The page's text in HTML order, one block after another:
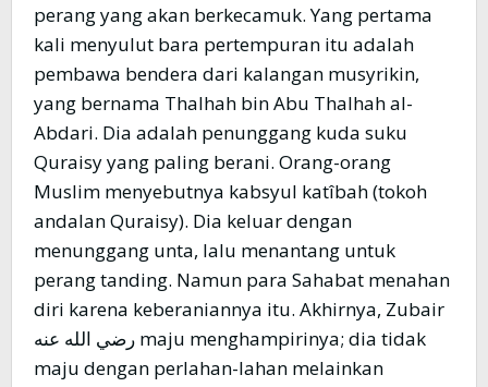
perang yang akan berkecamuk. Yang pertama
kali menyulut bara pertempuran itu adalah
pembawa bendera dari kalangan musyrikin,
yang bernama Thalhah bin Abu Thalhah al-
Abdari. Dia adalah penunggang kuda suku
Quraisy yang paling berani. Orang-orang
Muslim menyebutnya kabsyul katîbah (tokoh
andalan Quraisy). Dia keluar dengan
menunggang unta, lalu menantang untuk
perang tanding. Namun para Sahabat menahan
diri karena keberaniannya itu. Akhirnya, Zubair
رضي الله عنه maju menghampirinya; dia tidak
maju dengan perlahan-lahan melainkan